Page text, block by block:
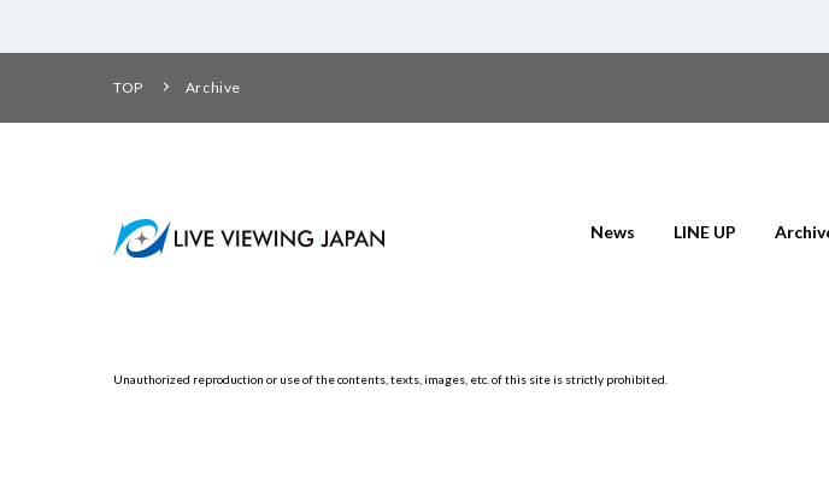
TOP Archive
News LINE UP
Unauthorized reproduction or use of the contents, texts, images, etc. of this site is strictly prohibited.